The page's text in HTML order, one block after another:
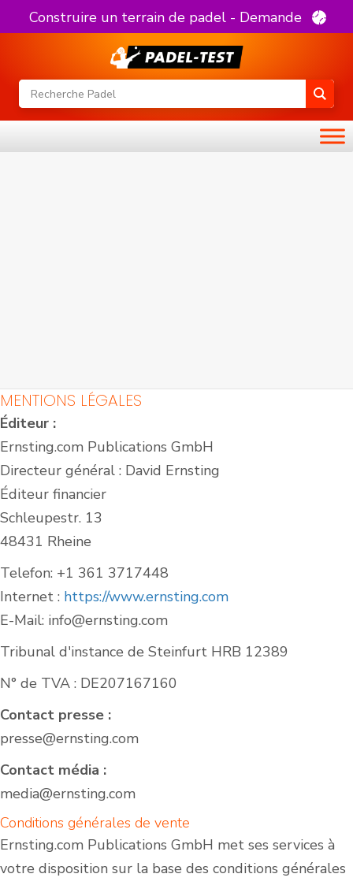
Construire un terrain de padel - Demande
MENTIONS LÉGALES
Éditeur :
Ernsting.com Publications GmbH
Directeur général : David Ernsting
Éditeur financier
Schleupestr. 13
48431 Rheine
Telefon: +1 361 3717448
Internet : https://www.ernsting.com
E-Mail: info@ernsting.com
Tribunal d'instance de Steinfurt HRB 12389
N° de TVA : DE207167160
Contact presse :
presse@ernsting.com
Contact média :
media@ernsting.com
Conditions générales de vente
Ernsting.com Publications GmbH met ses services à
votre disposition sur la base des conditions générales
Courts de padel en
salle
extérieur